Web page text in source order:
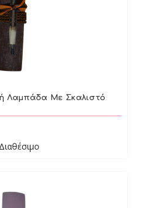
Λαμπάδα Με Σκαλιστό